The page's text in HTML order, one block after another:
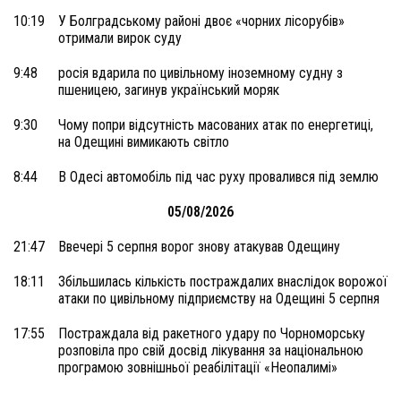
10:19
У Болградському районі двоє «чорних лісорубів»
отримали вирок суду
9:48
росія вдарила по цивільному іноземному судну з
пшеницею, загинув український моряк
9:30
Чому попри відсутність масованих атак по енергетиці,
на Одещині вимикають світло
8:44 В Одесі автомобіль під час руху провалився під землю
05/08/2026
21:47 Ввечері 5 серпня ворог знову атакував Одещину
18:11
Збільшилась кількість постраждалих внаслідок ворожої
атаки по цивільному підприємству на Одещині 5 серпня
17:55
Постраждала від ракетного удару по Чорноморську
розповіла про свій досвід лікування за національною
програмою зовнішньої реабілітації «Неопалимі»